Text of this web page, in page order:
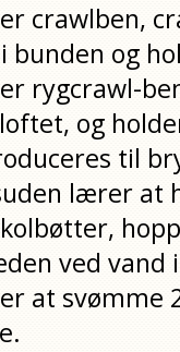
crawlben,
bunden og
rygcrawl-
og
til
lærer at
ved vand
at svømme